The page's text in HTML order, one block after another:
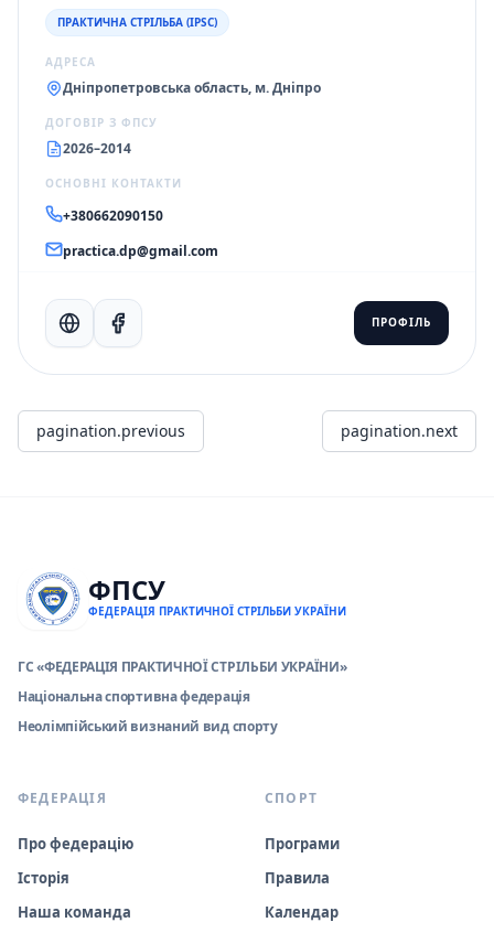
ПРАКТИЧНА СТРІЛЬБА (IPSC)
АДРЕСА
Дніпропетровська область, м. Дніпро
ДОГОВІР З ФПСУ
2026–2014
ОСНОВНІ КОНТАКТИ
+380662090150
practica.dp@gmail.com
ПРОФІЛЬ
pagination.previous pagination.next
ФПСУ
ФЕДЕРАЦІЯ ПРАКТИЧНОЇ СТРІЛЬБИ УКРАЇНИ
ГС «ФЕДЕРАЦІЯ ПРАКТИЧНОЇ СТРІЛЬБИ УКРАЇНИ»
Національна спортивна федерація
Неолімпійський визнаний вид спорту
ФЕДЕРАЦІЯ
Про федерацію
Історія
Наша команда
СПОРТ
Програми
Правила
Календар